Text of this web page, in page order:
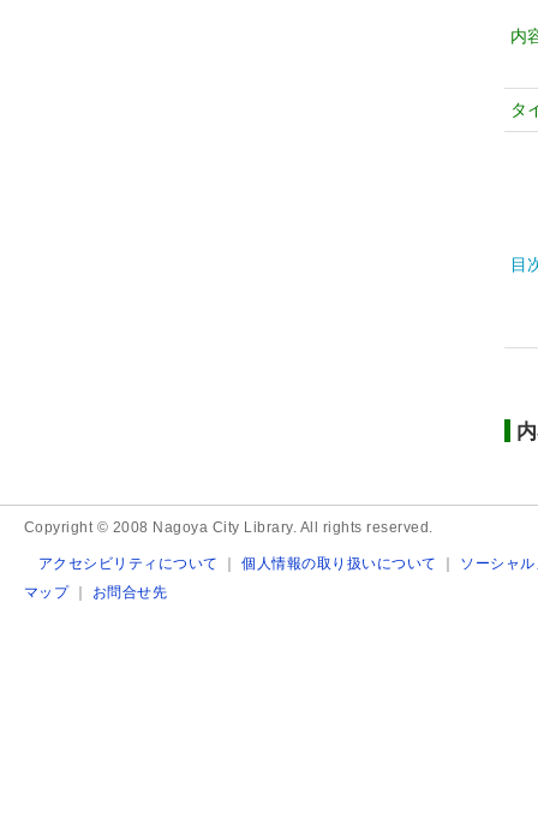
内
タ
目
Copyright © 2008 Nagoya City Library. All rights reserved.
アクセシビリティについて ｜個人情報の取り扱いについて ｜ ソーシャ
マップ｜ お問合せ先